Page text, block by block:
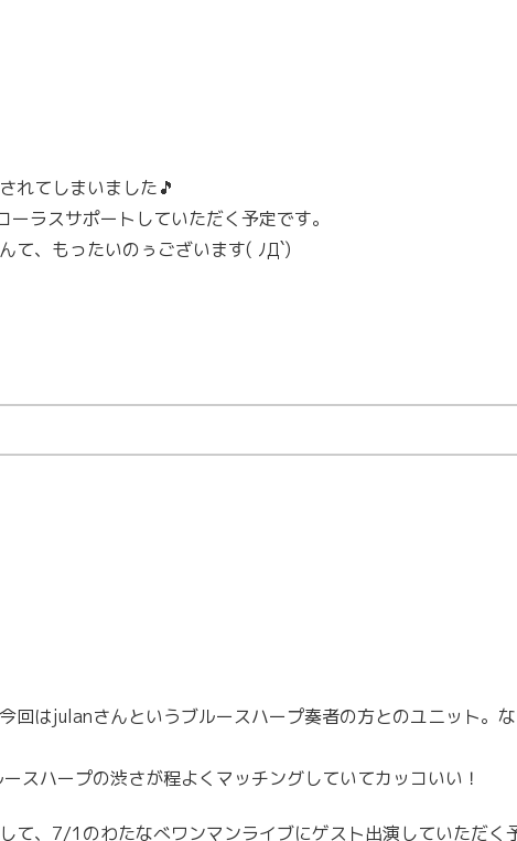
れてしまいました🎵
ラスサポートしていただく予定です。
て、もったいのぅございます( ﾉД`)
回はjulanさんというブルースハープ奏者の方とのユニット。
スハープの渋さが程よくマッチングしていてカッコいい！
て、7/1のわたなべワンマンライブにゲスト出演していただく